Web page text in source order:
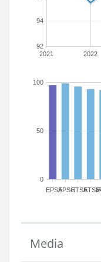
2021 2022
92
94
EPSAEPSGETSA
0
50
100
Media